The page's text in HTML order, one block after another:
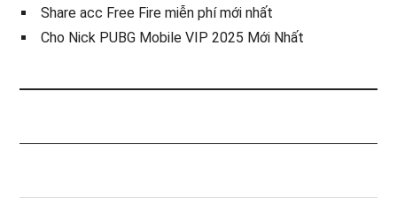
Share acc Free Fire miễn phí mới nhất
Cho Nick PUBG Mobile VIP 2025 Mới Nhất